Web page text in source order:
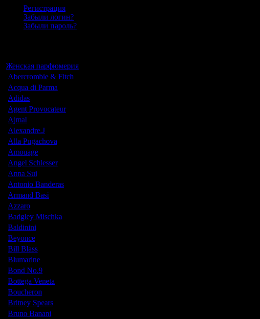
Регистрация
Забыли логин?
Забыли пароль?
Женская парфюмерия
Abercrombie & Fitch
Acqua di Parma
Adidas
Agent Provocateur
Ajmal
Alexandre.J
Alla Pugachova
Amouage
Angel Schlesser
Anna Sui
Antonio Banderas
Armand Basi
Azzaro
Badgley Mischka
Baldinini
Beyonce
Bill Blass
Blumarine
Bond No.9
Bottega Veneta
Boucheron
Britney Spears
Bruno Banani